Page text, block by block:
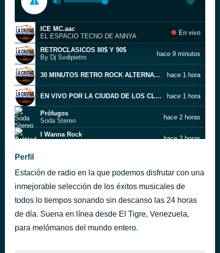
ICE MC.aac
EL ESPACIO TECNO DE ANNYA
En vivo
RETROCLASICOS 80$ Y 90$
By Dj Svdipietro
hace 9 minutos
30 MINUTOS RETRO ROCK ALTERNATIVO 90S Y 2000 (2).aac hace 1 hora
EN VIVO POR LA CIUDAD DE LOS CLÁSICOS (MANÁ_ SODA STEREO_ LOS PERICOS).aac hace 1 hora
Prófugos
Soda Stereo
hace 2 horas
I Wanna Rock
hace 2 horas
The Reflex
Duran Duran
This Is How We Do It
Montell Jordan
hace 2 horas
Aurora
XTASIS
Perfil
Estación de radio en la que podemos disfrutar con una
inmejorable selección de los éxitos musicales de
todos lo tiempos sonando sin descanso las 24 horas
de día. Suena en línea desde El Tigre, Venezuela,
para melómanos del mundo entero.